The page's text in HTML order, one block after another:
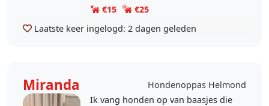
€15
€25
Laatste keer ingelogd: 2 dagen geleden
Miranda Hondenoppas Helmond
Ik vang honden op van baasjes die